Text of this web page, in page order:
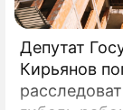
Депутат
Кирьянов